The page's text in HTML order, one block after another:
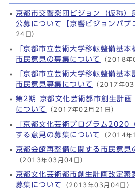
京都市交響楽団ビジョン（仮称）
公募について【京響ビジョンパブ
24日）
「京都市立芸術大学移転整備基
市民意見の募集について
（2018年
「京都市立芸術大学移転整備基
市民意見募集について
（2017年03
第2期 京都文化芸術都市創生計画
について
（2017年02月21日）
「京都文化芸術プログラム2020
する意見の募集について
（2014年
京都会館再整備に関する市民意見
（2013年03月04日）
京都文化芸術都市創生計画改定素
募集について
（2013年03月04日）